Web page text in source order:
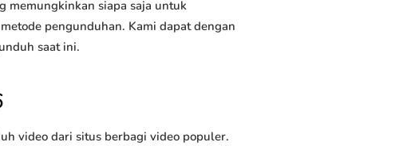
memungkinkan siapa saja untuk
pengunduhan. Kami dapat dengan
saat ini.
video dari situs berbagi video populer.